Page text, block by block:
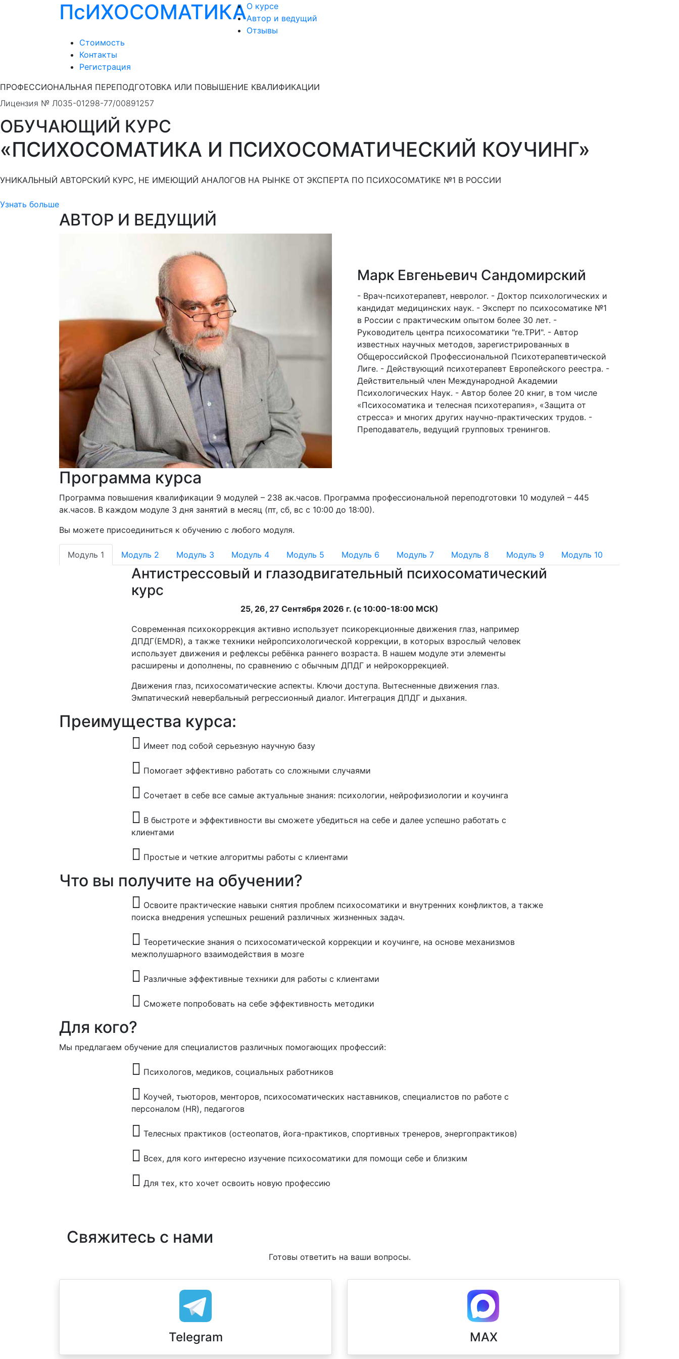
ПсИХОСОМАТИКАО курсе
Автор и ведущий
Отзывы
Стоимость
Контакты
Регистрация
ПРОФЕССИОНАЛЬНАЯ ПЕРЕПОДГОТОВКА ИЛИ ПОВЫШЕНИЕ КВАЛИФИКАЦИИ
Лицензия № Л035-01298-77/00891257
ОБУЧАЮЩИЙ КУРС
«ПСИХОСОМАТИКА И ПСИХОСОМАТИЧЕСКИЙ КОУЧИНГ»
УНИКАЛЬНЫЙ АВТОРСКИЙ КУРС, НЕ ИМЕЮЩИЙ АНАЛОГОВ НА РЫНКЕ ОТ ЭКСПЕРТА ПО ПСИХОСОМАТИКЕ №1 В РОССИИ
Узнать больше
АВТОР И ВЕДУЩИЙ
Марк Евгеньевич Сандомирский
- Врач-психотерапевт, невролог. - Доктор психологических и
кандидат медицинских наук. - Эксперт по психосоматике №1
в России с практическим опытом более 30 лет. -
Руководитель центра психосоматики "re.ТРИ". - Автор
известных научных методов, зарегистрированных в
Общероссийской Профессиональной Психотерапевтической
Лиге. - Действующий психотерапевт Европейского реестра. -
Действительный член Международной Академии
Психологических Наук. - Автор более 20 книг, в том числе
«Психосоматика и телесная психотерапия», «Защита от
стресса» и многих других научно-практических трудов. -
Преподаватель, ведущий групповых тренингов.
Программа курса
Программа повышения квалификации 9 модулей – 238 ак.часов. Программа профессиональной переподготовки 10 модулей – 445
ак.часов. В каждом модуле 3 дня занятий в месяц (пт, сб, вс с 10:00 до 18:00).
Вы можете присоединиться к обучению с любого модуля.
Модуль 1 Модуль 2 Модуль 3 Модуль 4 Модуль 5 Модуль 6 Модуль 7 Модуль 8 Модуль 9 Модуль 10
Антистрессовый и глазодвигательный психосоматический
курс
25, 26, 27 Сентября 2026 г. (с 10:00-18:00 МСК)
Современная психокоррекция активно использует псикорекционные движения глаз, например
ДПДГ(EMDR), а также техники нейропсихологической коррекции, в которых взрослый человек
использует движения и рефлексы ребёнка раннего возраста. В нашем модуле эти элементы
расширены и дополнены, по сравнению с обычным ДПДГ и нейрокоррекцией.
Движения глаз, психосоматические аспекты. Ключи доступа. Вытесненные движения глаз.
Эмпатический невербальный регрессионный диалог. Интеграция ДПДГ и дыхания.
Преимущества курса:
Имеет под собой серьезную научную базу
Помогает эффективно работать со сложными случаями
Сочетает в себе все самые актуальные знания: психологии, нейрофизиологии и коучинга
В быстроте и эффективности вы сможете убедиться на себе и далее успешно работать с
клиентами
Простые и четкие алгоритмы работы с клиентами
Что вы получите на обучении?
Освоите практические навыки снятия проблем психосоматики и внутренних конфликтов, а также
поиска внедрения успешных решений различных жизненных задач.
Теоретические знания о психосоматической коррекции и коучинге, на основе механизмов
межполушарного взаимодействия в мозге
Различные эффективные техники для работы с клиентами
Сможете попробовать на себе эффективность методики
Для кого?
Мы предлагаем обучение для специалистов различных помогающих профессий:
Психологов, медиков, социальных работников
Коучей, тьюторов, менторов, психосоматических наставников, специалистов по работе с
персоналом (HR), педагогов
Телесных практиков (остеопатов, йога-практиков, спортивных тренеров, энергопрактиков)
Всех, для кого интересно изучение психосоматики для помощи себе и близким
Для тех, кто хочет освоить новую профессию
Свяжитесь с нами
Готовы ответить на ваши вопросы.
Telegram MAX